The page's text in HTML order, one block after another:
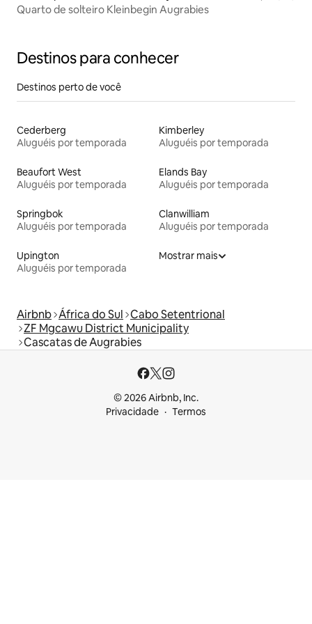
Quarto de solteiro Kleinbegin Augrabies
Destinos para conhecer
Destinos perto de você
Cederberg
Aluguéis por temporada
Kimberley
Aluguéis por temporada
Beaufort West
Aluguéis por temporada
Elands Bay
Aluguéis por temporada
Springbok
Aluguéis por temporada
Clanwilliam
Aluguéis por temporada
Upington
Aluguéis por temporada
Mostrar mais
Airbnb África do Sul Cabo Setentrional
ZF Mgcawu District Municipality
Cascatas de Augrabies
© 2026 Airbnb, Inc.
Privacidade
Termos